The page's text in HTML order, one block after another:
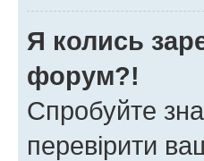
Я колись
форум?!
Спробуйте
перевірити